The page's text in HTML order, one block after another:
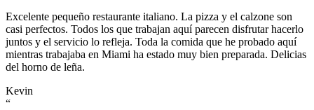
Excelente pequeño restaurante italiano. La pizza y el calzone son
casi perfectos. Todos los que trabajan aquí parecen disfrutar hacerlo
juntos y el servicio lo refleja. Toda la comida que he probado aquí
mientras trabajaba en Miami ha estado muy bien preparada. Delicias
del horno de leña.
Kevin
“